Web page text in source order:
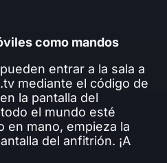
como mandos
entrar a la sala a
mediante el código de
la pantalla del
el mundo esté
en mano, empieza la
del anfitrión. ¡A